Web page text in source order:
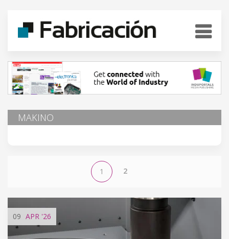
MAKINO
1 2
09 APR '26